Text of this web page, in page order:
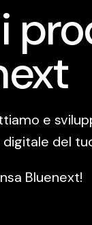
e
del
Bluenext!